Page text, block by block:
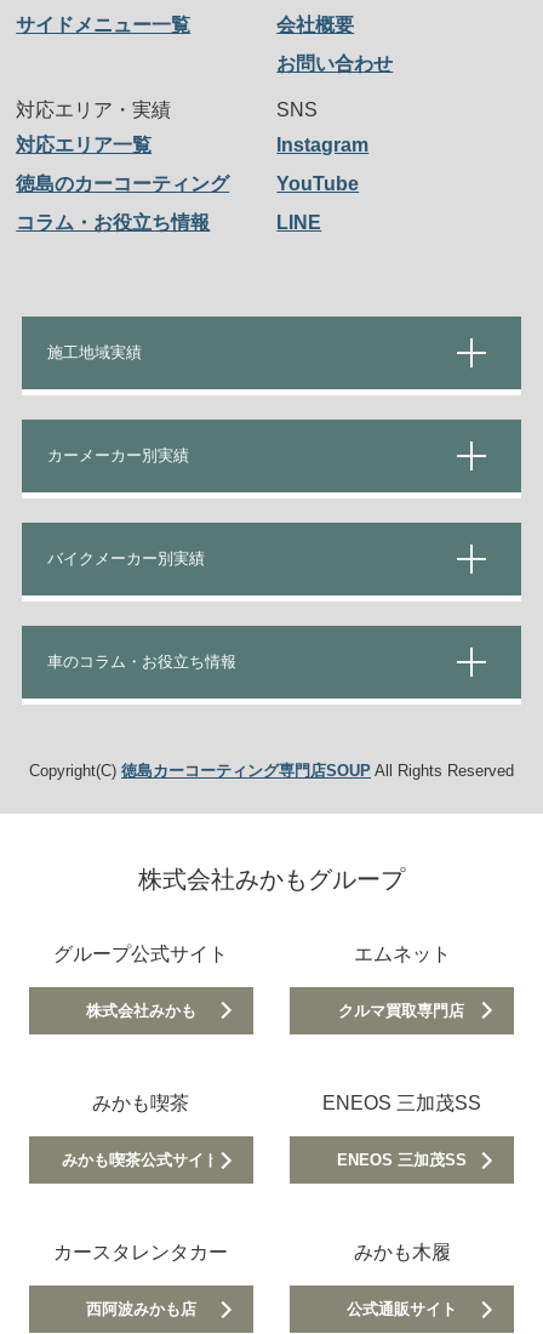
サイドメニュー一覧
会社概要
お問い合わせ
対応エリア・実績
対応エリア一覧
徳島のカーコーティング
コラム・お役立ち情報
SNS
Instagram
YouTube
LINE
施工地域実績
カーメーカー別実績
バイクメーカー別実績
車のコラム・お役立ち情報
Copyright(C) 徳島カーコーティング専門店SOUPAll Rights Reserved
株式会社みかもグループ
グループ公式サイト
株式会社みかも
エムネット
クルマ買取専門店
みかも喫茶
みかも喫茶公式サイト
ENEOS 三加茂SS
ENEOS 三加茂SS
カースタレンタカー
西阿波みかも店
みかも木履
公式通販サイト